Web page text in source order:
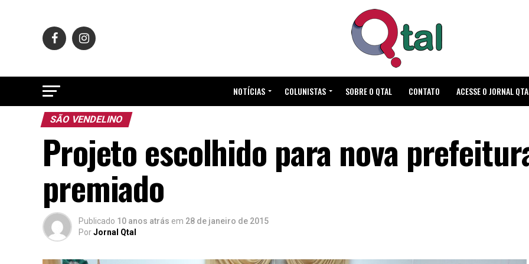
NOTÍCIAS COLUNISTAS SOBRE O QTAL CONTATO ACESSE O JORNAL
SÃO VENDELINO
Projeto escolhido para nova
premiado
Publicado 10 anos atrás em 28 de janeiro de 2015
PorJornal Qtal